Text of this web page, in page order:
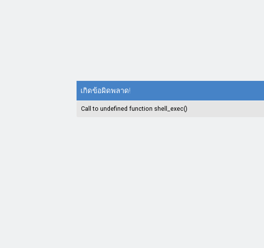
เกิดข้อผิดพลาด!
Call to undefined function shell_exec()